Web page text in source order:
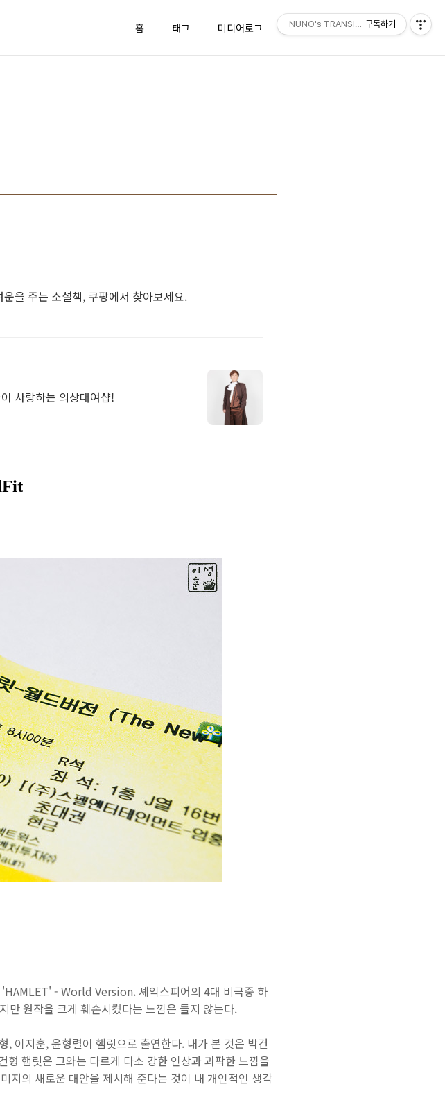
홈 태그 미디어로그 위치로그 방명록
을 주는 소설책, 쿠팡에서 찾아보세요.
사랑하는 의상대여샵!
- World Version. 셰익스피어의 4대 비극중 하
만 원작을 크게 훼손시켰다는 느낌은 들지 않는다.
이지훈, 윤형렬이 햄릿으로 출연한다. 내가 본 것은 박건
햄릿은 그와는 다르게 다소 강한 인상과 괴팍한 느낌을
지의 새로운 대안을 제시해 준다는 것이 내 개인적인 생각
NUNO's TRANSISTOR구독하기